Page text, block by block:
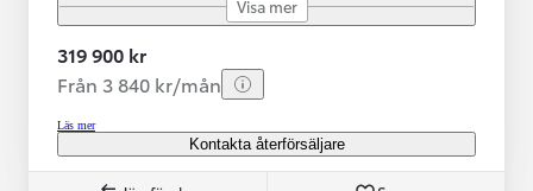
Visa mer
319 900 kr
Från 3 840 kr/mån
Läs mer
Kontakta återförsäljare